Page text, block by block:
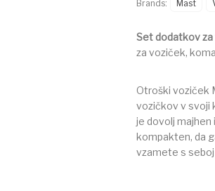
Brands:
Mast
Set dodatkov
za voziček,
Otroški voziček
vozičkov v svoji
je dovolj majhen
kompakten, da
vzamete s